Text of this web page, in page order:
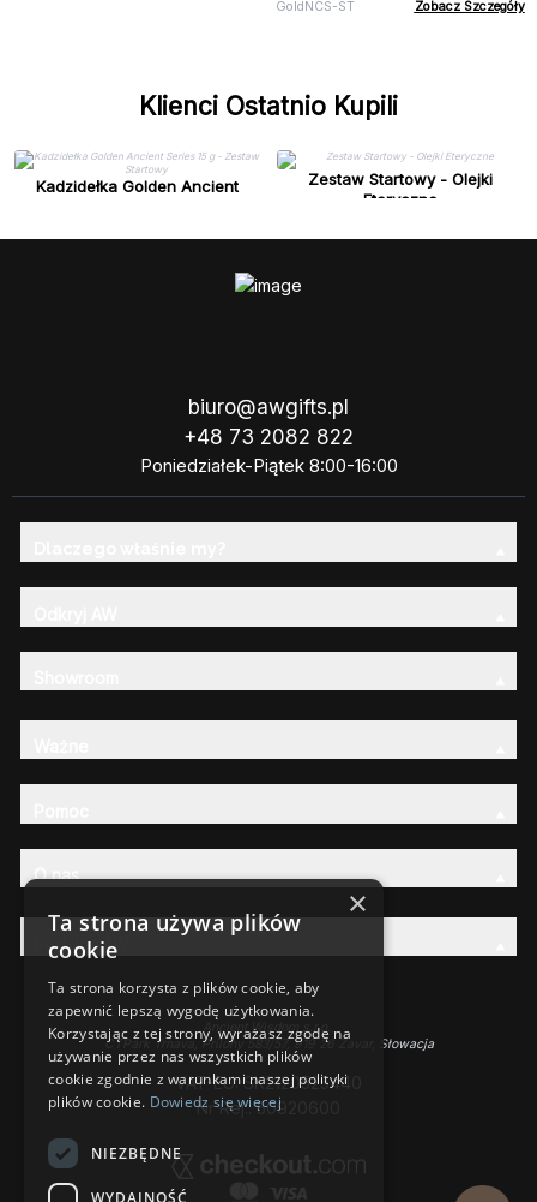
GoldNCS-ST Zobacz Szczegóły
Klienci Ostatnio Kupili
Kadzidełka Golden Ancient
Zestaw Startowy - Olejki
Eteryczne
biuro@awgifts.pl
+48 73 2082 822
Poniedziałek-Piątek 8:00-16:00
O nas
Rodzina AW
Ancient Wisdom s.r.o.,
CTPark Trnava, Prílohy 583/57, 919 26 Zavar, Słowacja
VAT-EU: SK2120525440
Nr Rej.: 50920600
×
Ta strona używa plików
cookie
Ta strona korzysta z plików cookie, aby
zapewnić lepszą wygodę użytkowania.
Korzystając z tej strony, wyrażasz zgodę na
używanie przez nas wszystkich plików
cookie zgodnie z warunkami naszej polityki
plików cookie. Dowiedz się więcej
NIEZBĘDNE
WYDAJNOŚĆ